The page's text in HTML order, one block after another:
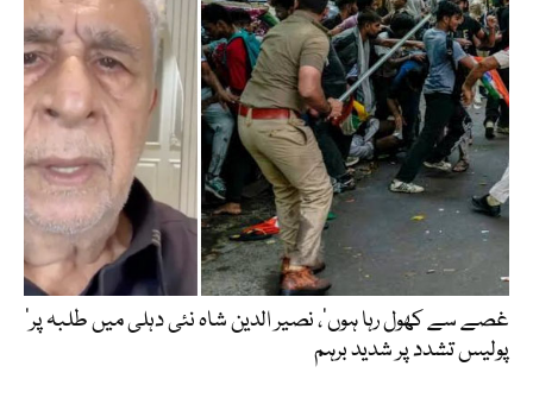
’غصے سے کھول رہا ہوں‘، نصیر الدین شاہ نئی دہلی میں طلبہ پر
پولیس تشدد پر شدید برہم